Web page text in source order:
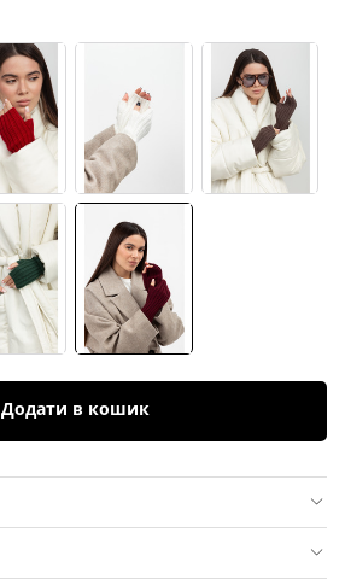
Додати в кошик